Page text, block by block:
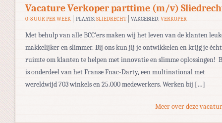
Vacature Verkoper parttime (m/v)
0-8 UUR PER WEEK PLAATS: SLIEDRECHT VAKGEBIED:VERKOPER
Met behulp van alle BCC’ers maken wij het leven van de klanten
makkelijker en slimmer. Bij ons kun jij je ontwikkelen en krijg je
ruimte om klanten te helpen met innovatie en slimme oplossingen!
is onderdeel van het Franse Fnac-Darty, een multinational met
wereldwijd 703 winkels en 25.000 medewerkers. Werken bij […]
Meer over deze